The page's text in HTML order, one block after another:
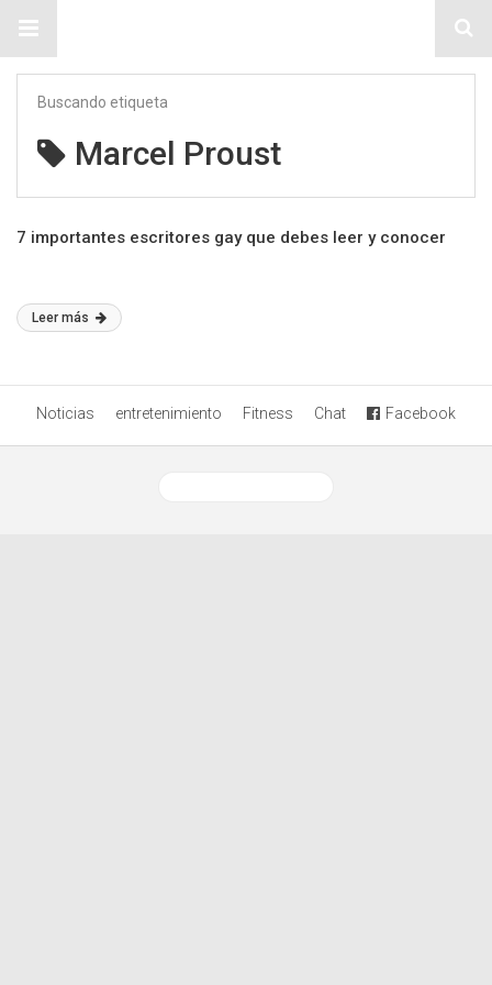
Buscando etiqueta
Marcel Proust
7 importantes escritores gay que debes leer y conocer
Leer más
Noticias entretenimiento Fitness Chat Facebook